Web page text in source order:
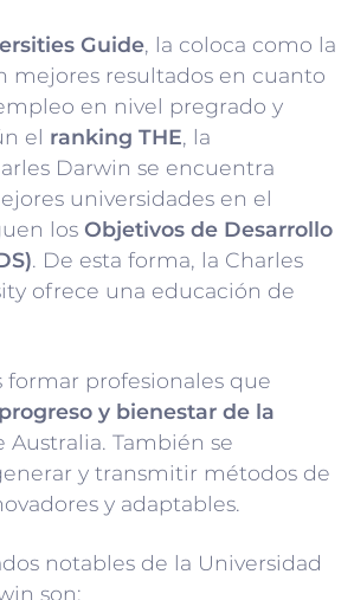
Guide, la coloca como la
mejores resultados en cuanto
en nivel pregrado y
el ranking THE, la
Darwin se encuentra
universidades en el
los Objetivos de Desarrollo
. De esta forma, la Charles
ofrece una educación de
formar profesionales que
progreso y bienestar de la
Australia. También se
y transmitir métodos de
y adaptables.
notables de la Universidad
son: